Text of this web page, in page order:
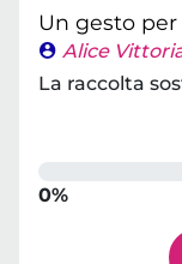
Un gesto
Alice
La raccolta
0%